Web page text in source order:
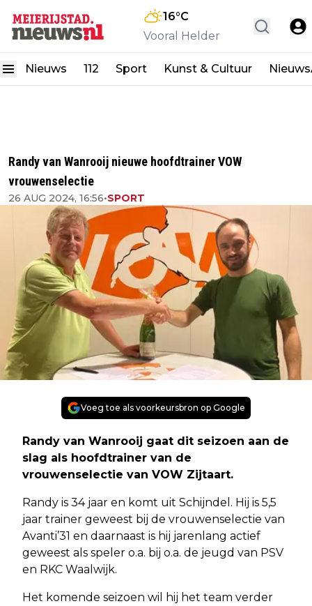
16°C
Vooral Helder
Nieuws 112 Sport Kunst & Cultuur
Randy van Wanrooij nieuwe hoofdtrainer VOW
vrouwenselectie
26 AUG 2024, 16:56•SPORT
Voeg toe als voorkeursbron op Google
Randy van Wanrooij gaat dit seizoen aan de
slag als hoofdtrainer van de
vrouwenselectie van VOW Zijtaart.
Randy is 34 jaar en komt uit Schijndel. Hij is 5,5
jaar trainer geweest bij de vrouwenselectie van
Avanti’31 en daarnaast is hij jarenlang actief
geweest als speler o.a. bij o.a. de jeugd van PSV
en RKC Waalwijk.
Het komende seizoen wil hij het team verder